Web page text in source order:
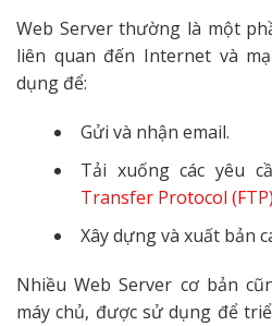
Web Server thường là một
liên quan đến Internet và
dụng để:
Gửi và nhận email.
Tải xuống các yêu
Transfer Protocol (FTP)
Xây dựng và xuất bản
Nhiều Web Server cơ bản
máy chủ, được sử dụng để